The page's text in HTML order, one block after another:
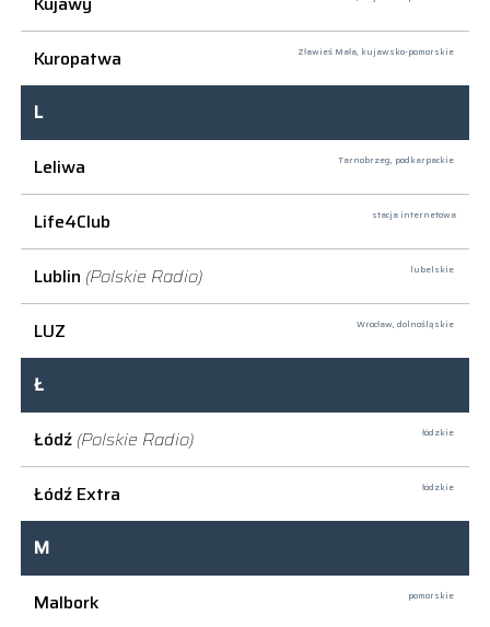
Kuropatwa Zławieś Mała, kujawsko-pomorskie
L
Leliwa
Tarnobrzeg, podkarpackie
Life4Club stacja internetowa
Lublin (Polskie Radio) lubelskie
LUZ Wrocław, dolnośląskie
Ł
Łódź (Polskie Radio) łódzkie
Łódź Extra łódzkie
M
Malbork
pomorskie